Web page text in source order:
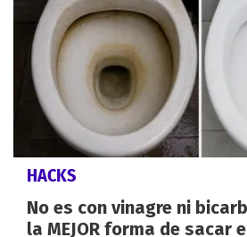
HACKS
No es con vinagre ni
la MEJOR forma de sacar